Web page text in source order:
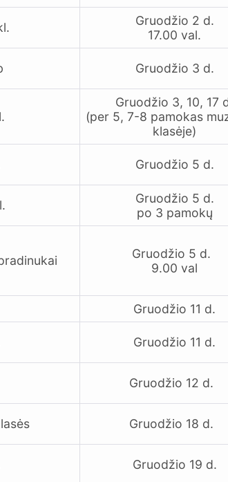
Gruodžio 2 d.
17.00 val.
Gruodžio 3 d.
Gruodžio 3, 10, 17
(per 5, 7-8 pamokas
klasėje)
Gruodžio 5 d.
Gruodžio 5 d.
po 3 pamokų
Gruodžio 5 d.
9.00 val
Gruodžio 11 d.
Gruodžio 11 d.
Gruodžio 12 d.
Gruodžio 18 d.
Gruodžio 19 d.